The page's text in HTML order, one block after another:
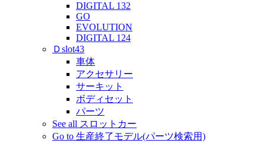
DIGITAL 132
GO
EVOLUTION
DIGITAL 124
Ｄslot43
車体
アクセサリー
サーキット
ボディセット
パーツ
See all スロットカー
Go to 生産終了モデル(パーツ検索用)